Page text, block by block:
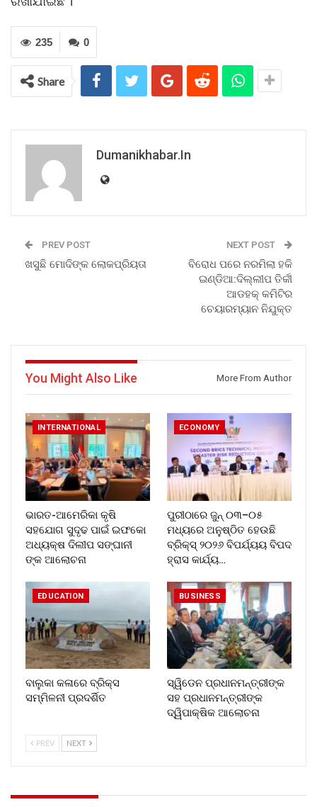
0
235
Share
Dumanikhabar.in
PREV POST
ଖସୁଛି ମୋଦିଙ୍କ ଲୋକପ୍ରିୟତା
NEXT POST
ବିରୋଧ ପରେ ନରମିଲା ହକି
ଇଣ୍ଡିଆ:ଦିଲ୍ଲୀପ ତିର୍କୀ
ଆଡହକ୍ କମିଟିର
ଚେୟାରମ୍ୟାନ ନିଯୁକ୍ତ
You Might Also Like More From Author
INTERNATIONAL
ଭାରତ-ଆମେରିକା କୃଷି
ସହଯୋଗ ସୁଦୃଢ ପାଇଁ ଇଫକୋ
ଅଧ୍ୟକ୍ଷ ଦିଲୀପ ସଙ୍ଘାନୀ
ଙ୍କ ଆଲୋଚନା
ECONOMY
ପୁରୀଠାରେ ଜୁନ୍ ୦୩–୦୫
ମଧ୍ୟରେ ଅନୁଷ୍ଠିତ ହେଉଛି
ବ୍ରିକ୍ସ୍ ୨୦୨୬ ବିପର୍ଯ୍ୟୟ ବିପଦ
ହ୍ରାସ କାର୍ଯ୍ୟ…
EDUCATION
ବାଲୁକା କଳାରେ ବ୍ରିକ୍ସ
ସମ୍ମିଳନୀ ପ୍ରଦର୍ଶିତ
BUSINESS
ସ୍ୱିଡେନ ପ୍ରଧାନମନ୍ତ୍ରୀଙ୍କ
ସହ ପ୍ରଧାନମନ୍ତ୍ରୀଙ୍କ
ଦ୍ୱିପାକ୍ଷିକ ଆଲୋଚନା
PREV NEXT